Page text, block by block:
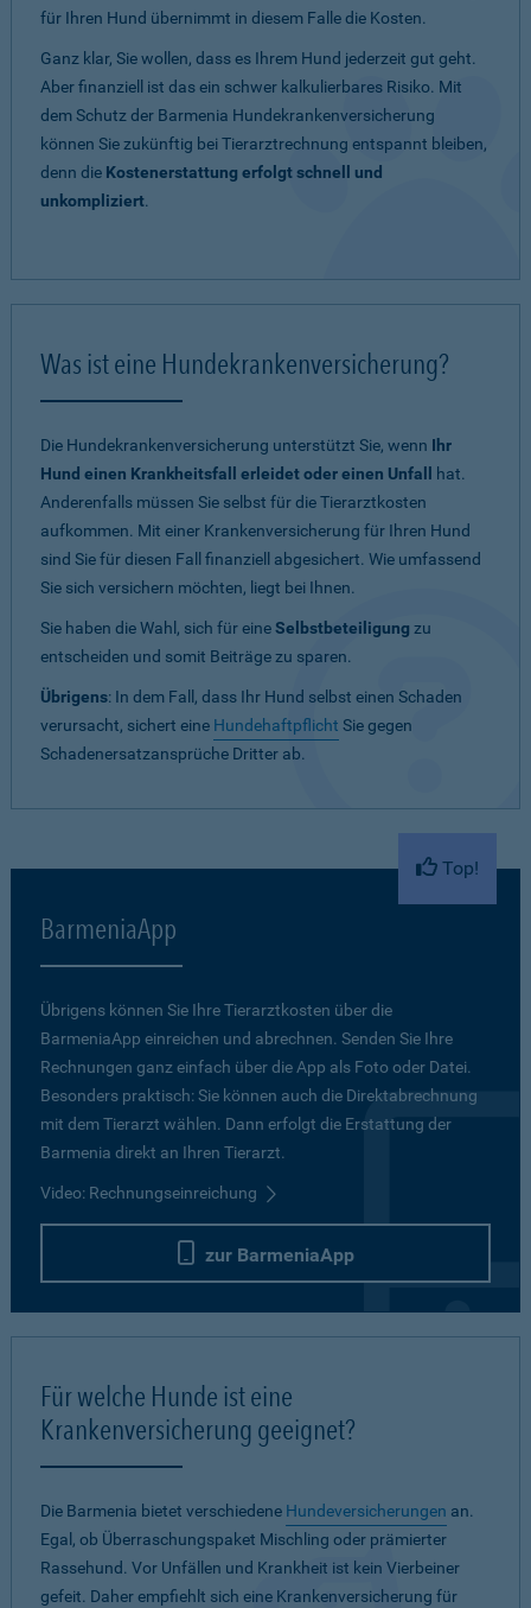
für Ihren Hund übernimmt in diesem Falle die Kosten.
Ganz klar, Sie wollen, dass es Ihrem Hund jederzeit gut geht.
Aber finanziell ist das ein schwer kalkulierbares Risiko. Mit
dem Schutz der Barmenia Hundekrankenversicherung
können Sie zukünftig bei Tierarztrechnung entspannt bleiben,
denn die Kostenerstattung erfolgt schnell und
unkompliziert.
Was ist eine Hundekrankenversicherung?
Die Hundekrankenversicherung unterstützt Sie, wenn Ihr
Hund einen Krankheitsfall erleidet oder einen Unfall
hat.
Anderenfalls müssen Sie selbst für die Tierarztkosten
aufkommen. Mit einer Krankenversicherung für Ihren Hund
sind Sie für diesen Fall finanziell abgesichert. Wie umfassend
Sie sich versichern möchten, liegt bei Ihnen.
Sie haben die Wahl, sich für eineSelbstbeteiligung zu
entscheiden und somit Beiträge zu sparen.
Übrigens: In dem Fall, dass Ihr Hund selbst einen Schaden
verursacht, sichert eine Hundehaftpflicht Sie gegen
Schadenersatzansprüche Dritter ab.
Top!
BarmeniaApp
Übrigens können Sie Ihre Tierarztkosten über die
BarmeniaApp einreichen und abrechnen. Senden Sie Ihre
Rechnungen ganz einfach über die App als Foto oder Datei.
Besonders praktisch: Sie können auch die Direktabrechnung
mit dem Tierarzt wählen. Dann erfolgt die Erstattung der
Barmenia direkt an Ihren Tierarzt.
Video: Rechnungseinreichung
zur BarmeniaApp
Für welche Hunde ist eine
Krankenversicherung geeignet?
Die Barmenia bietet verschiedene Hundeversicherungen an.
Egal, ob Überraschungspaket Mischling oder prämierter
Rassehund. Vor Unfällen und Krankheit ist kein Vierbeiner
gefeit. Daher empfiehlt sich eine Krankenversicherung für